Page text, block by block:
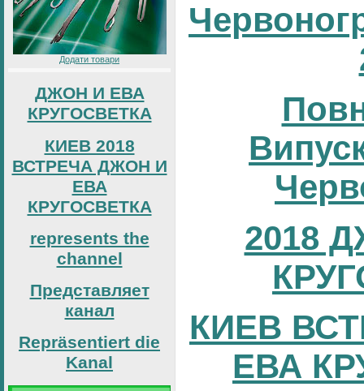
Додати товари
ДЖОН И ЕВА
КРУГОСВЕТКА
КИЕВ 2018
ВСТРЕЧА ДЖОН И
ЕВА
КРУГОСВЕТКА
represents the
channel
Представляет
канал
Repräsentiert die
Kanal
2018
КИЕВ
ЕВА